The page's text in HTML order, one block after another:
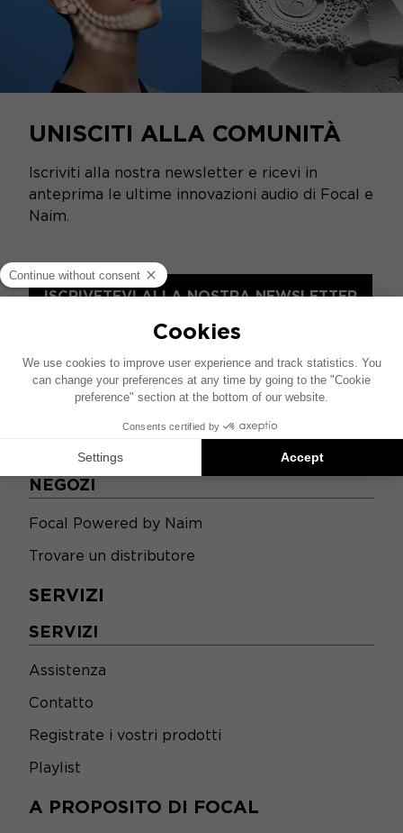
UNISCITI ALLA COMUNITÀ
Iscriviti alla nostra newsletter e ricevi in
anteprima le ultime innovazioni audio di Focal e
Naim.
ISCRIVETEVI ALLA NOSTRA NEWSLETTER
NEGOZI
NEGOZI
Focal Powered by Naim
Trovare un distributore
SERVIZI
SERVIZI
Assistenza
Contatto
Registrate i vostri prodotti
Playlist
A PROPOSITO DI FOCAL